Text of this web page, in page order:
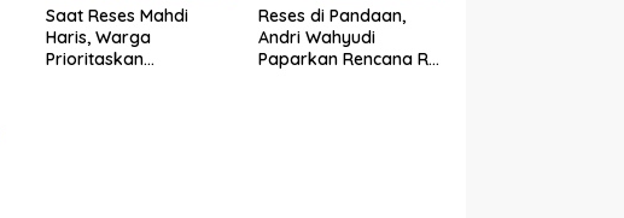
Saat Reses Mahdi
Haris, Warga
Prioritaskan
Reses di Pandaan,
Andri Wahyudi
Paparkan Rencana RS